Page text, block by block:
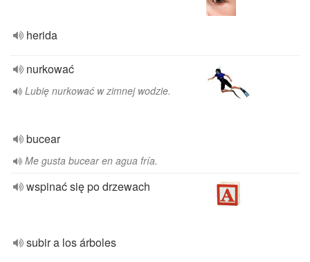
herida
nurkować
Lubię nurkować w zimnej wodzie.
bucear
Me gusta bucear en agua fría.
wspinać się po drzewach
subir a los árboles